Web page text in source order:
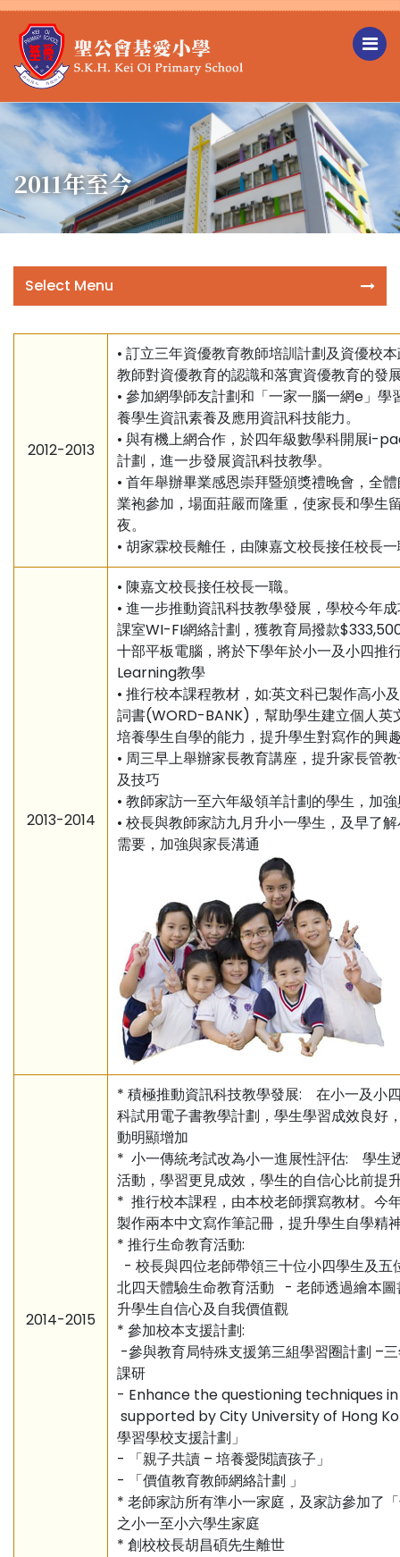
2011年至今
Select Menu
2012-2013
• 訂立三年資優教育教師培訓計劃及資優校
教師對資優教育的認識和落實資優教育的發
• 參加網學師友計劃和「一家一腦一網e」學
養學生資訊素養及應用資訊科技能力。
• 與有機上網合作，於四年級數學科開展i-
計劃，進一步發展資訊科技教學。
• 首年舉辦畢業感恩崇拜暨頒獎禮晚會，全
業袍參加，場面莊嚴而隆重，使家長和學生
夜。
• 胡家霖校長離任，由陳嘉文校長接任校長
2013-2014
• 陳嘉文校長接任校長一職。
• 進一步推動資訊科技教學發展，學校今年
課室WI-FI網絡計劃，獲教育局撥款
十部平板電腦，將於下學年於小一及小四推
Learning教學
• 推行校本課程教材，如:英文科已製作高小
詞書(WORD-BANK)，幫助學生建立個人英
培養學生自學的能力，提升學生對寫作的興
• 周三早上舉辦家長教育講座，提升家長管
及技巧
• 教師家訪一至六年級領羊計劃的學生，加
• 校長與教師家訪九月升小一學生，及早了
需要，加強與家長溝通
2014-2015
* 積極推動資訊科技教學發展: 在小一及小
科試用電子書教學計劃，學生學習成效良好
動明顯增加
* 小一傳統考試改為小一進展性評估: 學生
活動，學習更見成效，學生的自信心比前提
* 推行校本課程，由本校老師撰寫教材。今
製作兩本中文寫作筆記冊，提升學生自學精
* 推行生命教育活動:
- 校長與四位老師帶領三十位小四學生及五
北四天體驗生命教育活動 - 老師透過繪本圖
升學生自信心及自我價值觀
* 參加校本支援計劃:
-參與教育局特殊支援第三組學習圈計劃 –
課研
- Enhance the questioning techniques
supported by City University of Hong
學習學校支援計劃」
- 「親子共讀 – 培養愛閱讀孩子」
- 「價值教育教師網絡計劃 」
* 老師家訪所有準小一家庭，及家訪參加了
之小一至小六學生家庭
* 創校校長胡昌碩先生離世